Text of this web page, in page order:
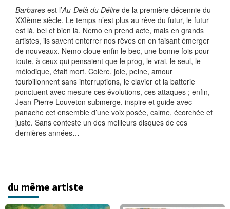
Barbares est l’Au-Delà du Délire de la première décennie du
XXIème siècle. Le temps n’est plus au rêve du futur, le futur
est là, bel et bien là. Nemo en prend acte, mais en grands
artistes, ils savent enterrer nos rêves en en faisant émerger
de nouveaux. Nemo cloue enfin le bec, une bonne fois pour
toute, à ceux qui pensaient que le prog, le vrai, le seul, le
mélodique, était mort. Colère, joie, peine, amour
tourbillonnent sans interruptions, le clavier et la batterie
ponctuent avec mesure ces évolutions, ces attaques ; enfin,
Jean-Pierre Louveton submerge, inspire et guide avec
panache cet ensemble d’une voix posée, calme, écorchée et
juste. Sans conteste un des meilleurs disques de ces
dernières années…
du même artiste